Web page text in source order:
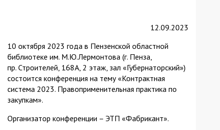
12.09.2023
10 октября 2023 года в Пензенской областной
библиотеке им. М.Ю.Лермонтова (г. Пенза,
пр. Строителей, 168А, 2 этаж, зал «Губернаторский»)
состоится конференция на тему «Контрактная
система 2023. Правоприменительная практика по
закупкам».
Организатор конференции – ЭТП «Фабрикант».